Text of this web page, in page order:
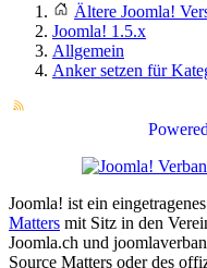
Ältere Joomla!
Joomla! 1.5.x
Allgemein
Anker setzen für
Joomla! ist ein
Matters mit Sitz in den
Joomla.ch und
Source Matters oder des